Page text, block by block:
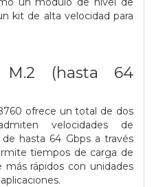
kit de alta velocidad para
M.2 (hasta 64
ofrece un total de dos
velocidades de
hasta 64 Gbps a través
tiempos de carga de
más rápidos con unidades